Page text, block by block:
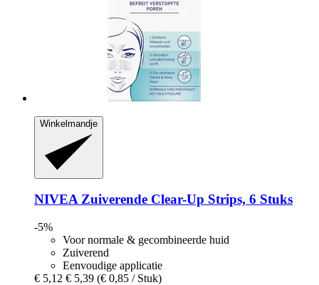
Winkelmandje
NIVEAZuiverende Clear-​Up Strips, 6 Stuks
-5%
Voor normale & gecombineerde huid
Zuiverend
Eenvoudige applicatie
€ 5,12 € 5,39 (€ 0,85 / Stuk)